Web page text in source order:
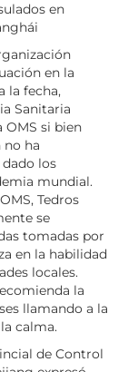
en
en la
la fecha,
Sanitaria
OMS si bien
ha
los
mundial.
Tedros
se
tomadas por
en la habilidad
locales.
la
llamando a la
calma.
de Control